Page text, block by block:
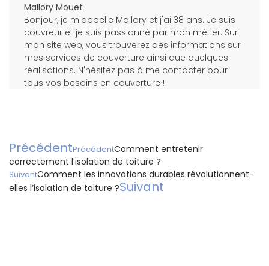
Mallory Mouet
Bonjour, je m'appelle Mallory et j'ai 38 ans. Je suis
couvreur et je suis passionné par mon métier. Sur
mon site web, vous trouverez des informations sur
mes services de couverture ainsi que quelques
réalisations. N'hésitez pas à me contacter pour
tous vos besoins en couverture !
PrécédentPrécédentComment entretenir
correctement l’isolation de toiture ?
SuivantComment les innovations durables révolutionnent-
elles l’isolation de toiture ?Suivant